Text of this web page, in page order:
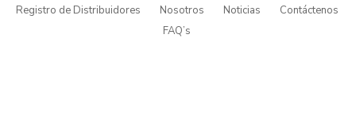
Registro de Distribuidores Nosotros Noticias
Contáctenos
FAQ’s